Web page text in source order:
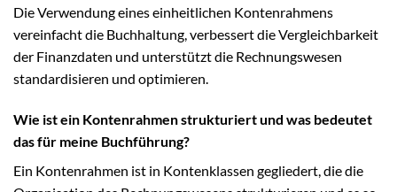
Die Verwendung eines einheitlichen Kontenrahmens
vereinfacht die Buchhaltung, verbessert die Vergleichbarkeit
der Finanzdaten und unterstützt die Rechnungswesen
standardisieren und optimieren.
Wie ist ein Kontenrahmen strukturiert und was bedeutet
das für meine Buchführung?
Ein Kontenrahmen ist in Kontenklassen gegliedert, die die